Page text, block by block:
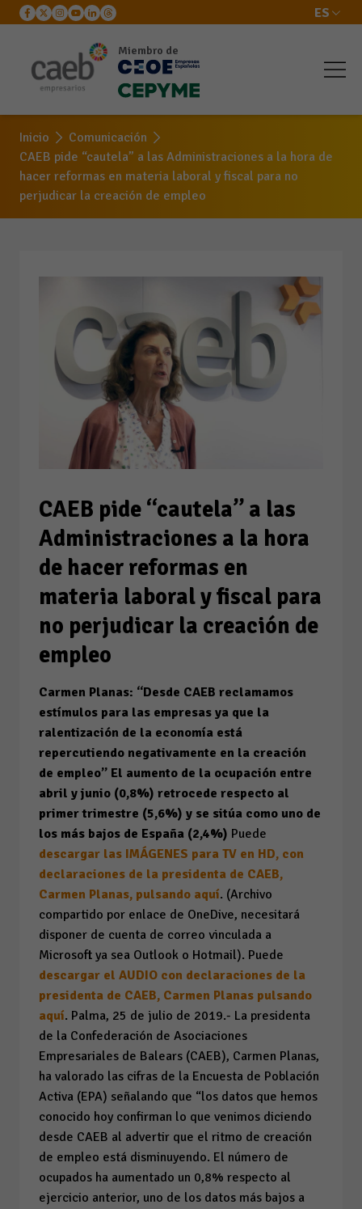
ES
Miembro de
Inicio
Comunicación
CAEB pide “cautela” a las Administraciones a la hora de
hacer reformas en materia laboral y fiscal para no
perjudicar la creación de empleo
CAEB pide “cautela” a las
Administraciones a la hora
de hacer reformas en
materia laboral y fiscal para
no perjudicar la creación de
empleo
Carmen Planas: “Desde CAEB reclamamos
estímulos para las empresas ya que la
ralentización de la economía está
repercutiendo negativamente en la creación
de empleo” El aumento de la ocupación entre
abril y junio (0,8%) retrocede respecto al
primer trimestre (5,6%) y se sitúa como uno de
los más bajos de España (2,4%) Puede
descargar las IMÁGENES para TV en HD, con
declaraciones de la presidenta de CAEB,
Carmen Planas, pulsando aquí. (Archivo
compartido por enlace de OneDive, necesitará
disponer de cuenta de correo vinculada a
Microsoft ya sea Outlook o Hotmail). Puede
descargar el AUDIO con declaraciones de la
presidenta de CAEB, Carmen Planas pulsando
aquí. Palma, 25 de julio de 2019.- La presidenta
de la Confederación de Asociaciones
Empresariales de Balears (CAEB), Carmen Planas,
ha valorado las cifras de la Encuesta de Población
Activa (EPA) señalando que “los datos que hemos
conocido hoy confirman lo que venimos diciendo
desde CAEB al advertir que el ritmo de creación
de empleo está disminuyendo. El número de
ocupados ha aumentado un 0,8% respecto al
ejercicio anterior, uno de los datos más bajos a